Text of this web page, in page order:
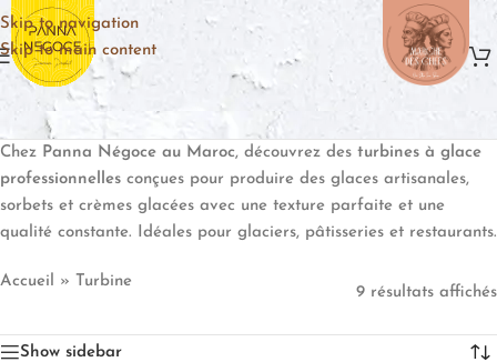
Skip to navigation
Skip to main content
Chez Panna Négoce au Maroc, découvrez des turbines à glace
professionnelles conçues pour produire des glaces artisanales,
sorbets et crèmes glacées avec une texture parfaite et une
qualité constante. Idéales pour glaciers, pâtisseries et restaurants.
Accueil » Turbine
9 résultats affichés
Show sidebar